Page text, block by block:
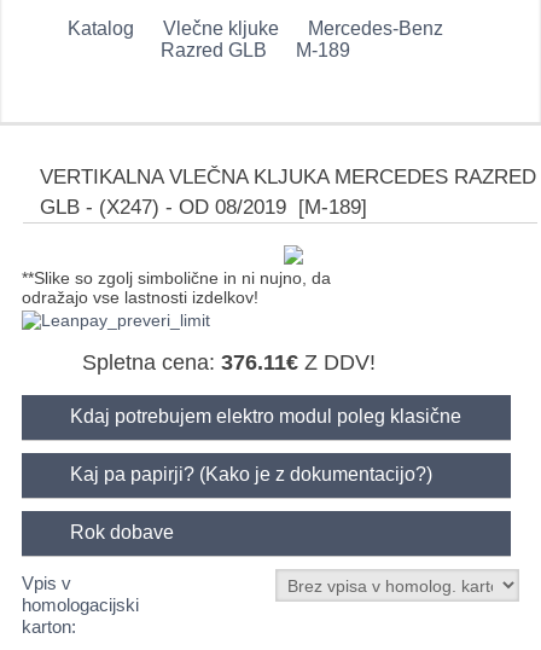
USTVARI RAČUN
Katalog Vlečne kljuke
Mercedes-Benz
Razred GLB
M-189
VERTIKALNA VLEČNA KLJUKA MERCEDES RAZRED
GLB - (X247) - OD 08/2019 [M-189]
**Slike so zgolj simbolične in ni nujno, da
odražajo vse lastnosti izdelkov!
Spletna cena: 376.11€Z DDV!
Kdaj potrebujem elektro modul poleg klasične
vtičnice?
Kaj pa papirji? (Kako je z dokumentacijo?)
Rok dobave
Vpis v
homologacijski
karton: